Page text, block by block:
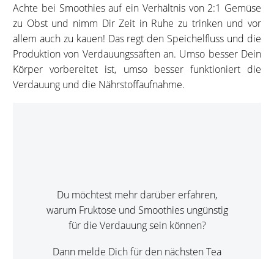
Achte bei Smoothies auf ein Verhältnis von 2:1 Gemüse
zu Obst und nimm Dir Zeit in Ruhe zu trinken und vor
allem auch zu kauen! Das regt den Speichelfluss und die
Produktion von Verdauungssäften an. Umso besser Dein
Körper vorbereitet ist, umso besser funktioniert die
Verdauung und die Nährstoffaufnahme.
Du möchtest mehr darüber erfahren,
warum Fruktose und Smoothies ungünstig
für die Verdauung sein können?
Dann melde Dich für den nächsten Tea